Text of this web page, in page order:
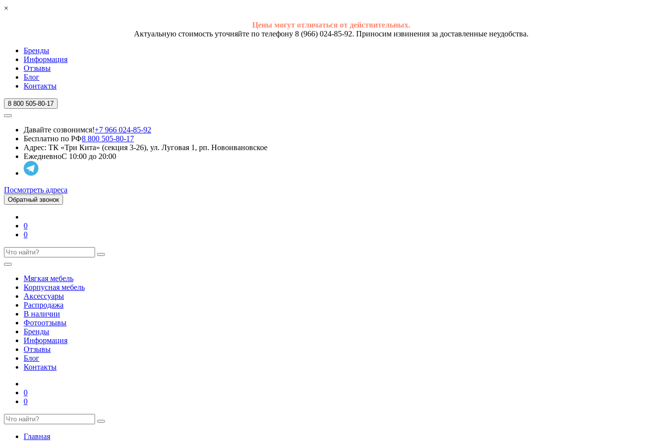
×
Цены могут отличаться от действительных.
Актуальную стоимость уточняйте по телефону 8 (966) 024-85-92. Приносим извинения за доставленные неудобства.
Бренды
Информация
Отзывы
Блог
Контакты
8 800 505-80-17
Давайте созвонимся!+7 966 024-85-92
Бесплатно по РФ8 800 505-80-17
Адрес: ТК «Три Кита» (секция 3-26), ул. Луговая 1, рп. Новоивановское
ЕжедневноС 10:00 до 20:00
Посмотреть адреса
Обратный звонок
0
0
Мягкая мебель
Корпусная мебель
Аксессуары
Распродажа
В наличии
Фотоотзывы
Бренды
Информация
Отзывы
Блог
Контакты
0
0
Главная